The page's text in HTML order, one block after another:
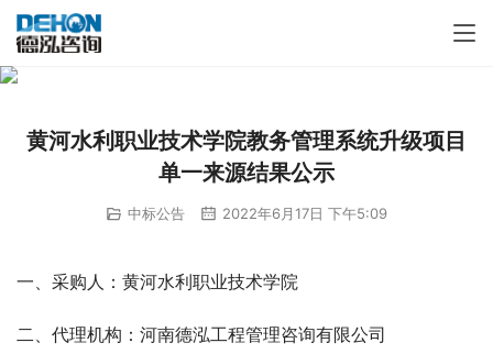
黄河水利职业技术学院教务管理系统升级项目
单一来源结果公示
中标公告 2022年6月17日 下午5:09
一、采购人：黄河水利职业技术学院
二、代理机构：河南德泓工程管理咨询有限公司